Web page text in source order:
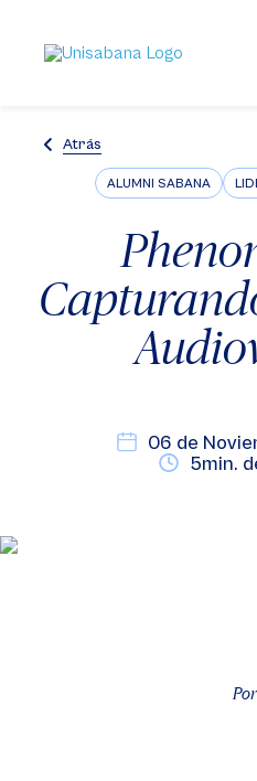
contenido
principal
Atrás
ALUMNI SABANA
06 de
5min.
Por